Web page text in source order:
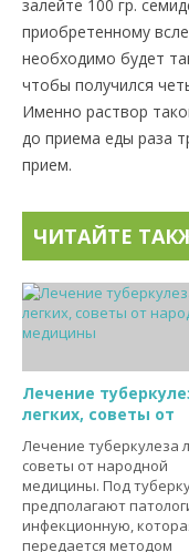
залейте 100 гр.
приобретенному
необходимо будет
чтобы получился
Именно раствор
до приема еды раза
прием.
ЧИТАЙТЕ
Лечение
легких, советы от
Лечение туберкулеза
советы от народной
медицины. Под
предполагают
инфекционную,
передается методом